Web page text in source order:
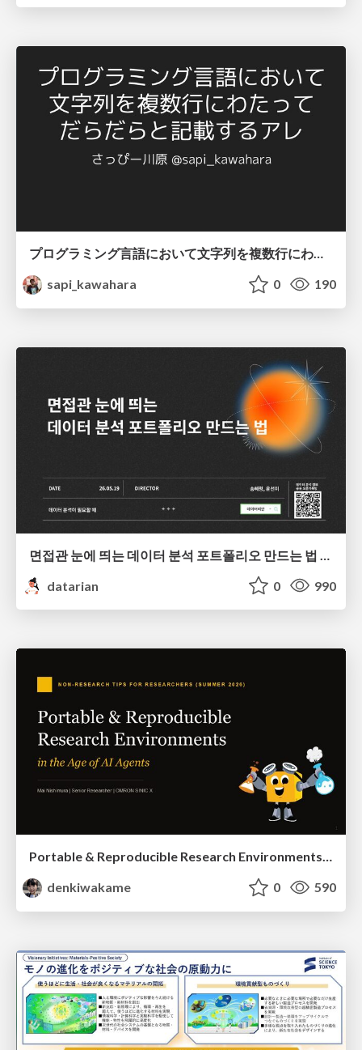
プログラミング言語において文字列を複数行にわたって だらだらと記載するアレ
sapi_kawahara
0 190
datarian
0 990
Portable & Reproducible Research Environments in the Age of AI Agents
denkiwakame
0 590